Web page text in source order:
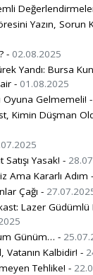
Yazın, Sorun
- 02.08.2025
Yandı: Bursa
- 01.08.2025
Oyuna Gelmemeli! -
Kimin Düşman
Yasak! -
Ama Kararlı Adım -
Çağı -
Lazer
Günüm… -
Vatanın Kalbidir! -
Tehlike! -